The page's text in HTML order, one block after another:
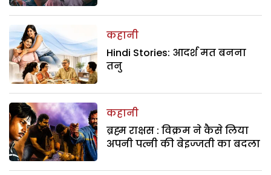
कहानी
Hindi Stories: आदर्श मत बनना
तनु
कहानी
ब्रह्म राक्षस : विक्रम ने कैसे लिया
अपनी पत्नी की बेइज्जती का बदला